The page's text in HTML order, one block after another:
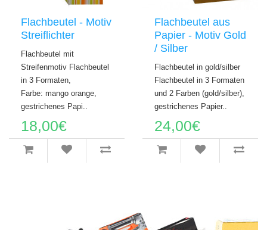
Flachbeutel - Motiv
Streiflichter
Flachbeutel mit
Streifenmotiv Flachbeutel
in 3 Formaten,
Farbe: mango orange,
gestrichenes Papi..
18,00€
Flachbeutel aus
Papier - Motiv Gold
/ Silber
Flachbeutel in gold/silber
Flachbeutel in 3 Formaten
und 2 Farben (gold/silber),
gestrichenes Papier..
24,00€